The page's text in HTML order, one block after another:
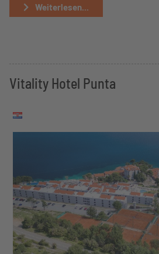
Weiterlesen...
Vitality Hotel Punta